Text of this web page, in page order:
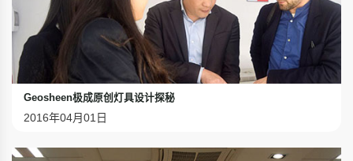
Geosheen极成原创灯具设计探秘
2016年04月01日